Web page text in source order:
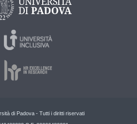
di Padova - Tutti i diritti riservati